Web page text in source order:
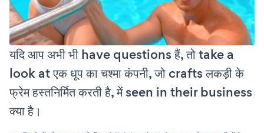
यदि आप अभी भी have questions हैं, तो take a
look at एक धूप का चश्मा कंपनी, जो crafts लकड़ी के
फ्रेम हस्तनिर्मित करती है, में seen in their business
क्या है।